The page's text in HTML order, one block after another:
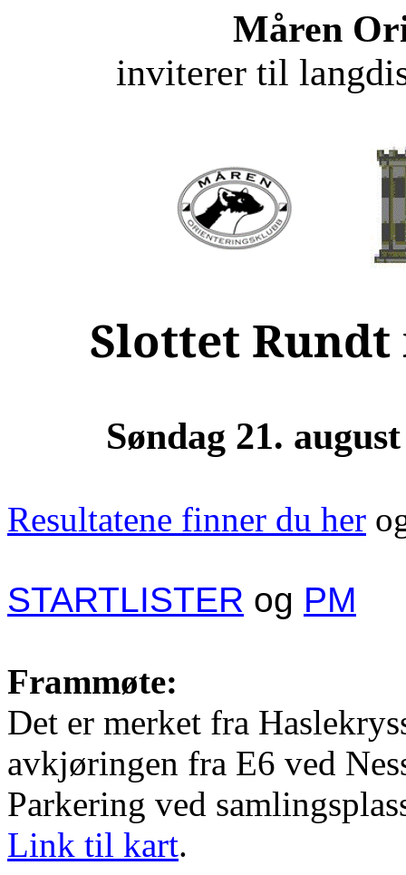
Måren
inviterer til
Slottet
Søndag 21.
Resultatene finner du her
STARTLISTER og PM
Frammøte:
Det er merket fra
avkjøringen fra E6 ved
Parkering ved
Link til kart.